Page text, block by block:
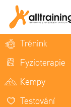
Trénink
Fyzioterapie
Kempy
Testování